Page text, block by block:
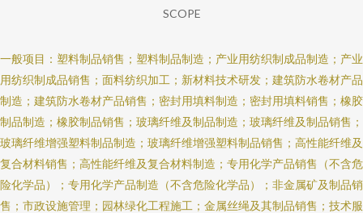
SCOPE
一般项目：塑料制品销售；塑料制品制造；产业用纺织制成品制造；产业
用纺织制成品销售；面料纺织加工；新材料技术研发；建筑防水卷材产品
制造；建筑防水卷材产品销售；密封用填料制造；密封用填料销售；橡胶
制品制造；橡胶制品销售；玻璃纤维及制品制造；玻璃纤维及制品销售；
玻璃纤维增强塑料制品制造；玻璃纤维增强塑料制品销售；高性能纤维及
复合材料销售；高性能纤维及复合材料制造；专用化学产品销售（不含危
险化学品）；专用化学产品制造（不含危险化学品）；非金属矿及制品销
售；市政设施管理；园林绿化工程施工；金属丝绳及其制品销售；技术服